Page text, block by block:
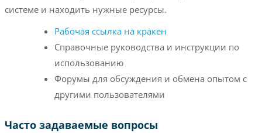
системе и находить нужные ресурсы.
Рабочая ссылка на кракен
Справочные руководства и инструкции по
использованию
Форумы для обсуждения и обмена опытом с
другими пользователями
Часто задаваемые вопросы